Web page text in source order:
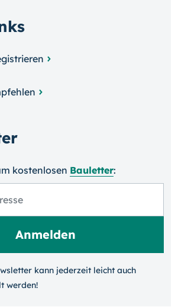
kosten­losen Bauletter:
kann jeder­zeit leicht auch
werden!